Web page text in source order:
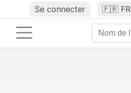
Se connecter 🇫🇷 FR